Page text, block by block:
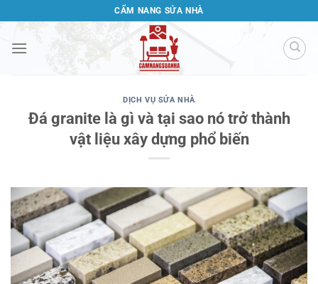
qua
nội
CẨM NANG SỬA NHÀ
DỊCH VỤ SỬA NHÀ
Đá granite là gì và tại sao nó trở thành
vật liệu xây dựng phổ biến